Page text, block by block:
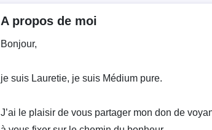
A propos de moi
Bonjour,
je suis Lauretie, je suis Médium pure.
J’ai le plaisir de vous partager mon don de